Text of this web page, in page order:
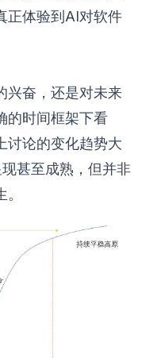
正体验到AI对软件
兴奋，还是对未来
的时间框架下看
讨论的变化趋势大
甚至成熟，但并非